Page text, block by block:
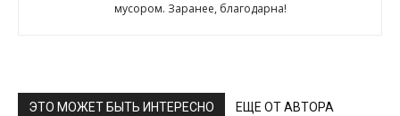
мусором. Заранее, благодарна!
ЭТО МОЖЕТ БЫТЬ ИНТЕРЕСНО ЕЩЕ ОТ АВТОРА